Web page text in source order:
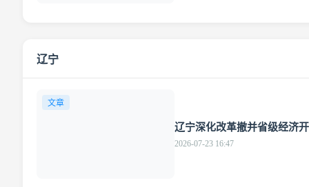
辽宁
文章
辽宁深化改革撤并省级经济
2026-07-23 16:47